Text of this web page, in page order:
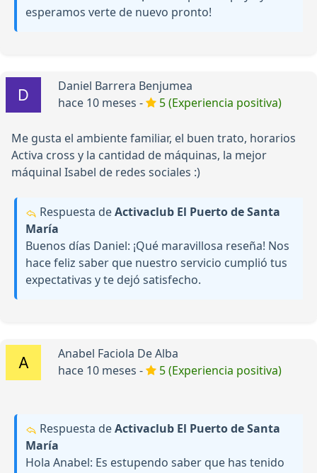
esperamos verte de nuevo pronto!
Daniel Barrera Benjumea
hace 10 meses -
5 (Experiencia positiva)
Me gusta el ambiente familiar, el buen trato, horarios
Activa cross y la cantidad de máquinas, la mejor
máquinal Isabel de redes sociales :)
Respuesta deActivaclub El Puerto de Santa
María
Buenos días Daniel: ¡Qué maravillosa reseña! Nos
hace feliz saber que nuestro servicio cumplió tus
expectativas y te dejó satisfecho.
Anabel Faciola De Alba
hace 10 meses -
5 (Experiencia positiva)
Respuesta deActivaclub El Puerto de Santa
María
Hola Anabel: Es estupendo saber que has tenido